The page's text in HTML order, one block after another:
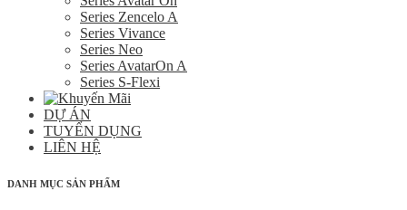
Series Zencelo A
Series Vivance
Series Neo
Series AvatarOn A
Series S-Flexi
DỰ ÁN
TUYỂN DỤNG
LIÊN HỆ
DANH MỤC SẢN PHẨM